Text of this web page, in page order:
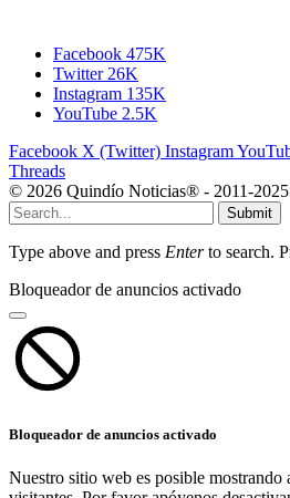
Facebook 475K
Twitter 26K
Instagram 135K
YouTube 2.5K
Facebook X (Twitter) Instagram
Threads
© 2026 Quindío Noticias® - 2011-
Submit
Type above and press Enterto search.
Bloqueador de anuncios activado
Bloqueador de anuncios activado
Nuestro sitio web es posible mostrando